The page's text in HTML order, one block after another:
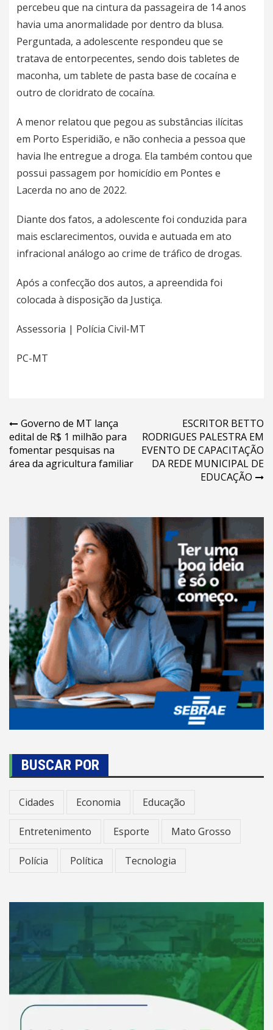
percebeu que na cintura da passageira de 14 anos
havia uma anormalidade por dentro da blusa.
Perguntada, a adolescente respondeu que se
tratava de entorpecentes, sendo dois tabletes de
maconha, um tablete de pasta base de cocaína e
outro de cloridrato de cocaína.
A menor relatou que pegou as substâncias ilícitas
em Porto Esperidião, e não conhecia a pessoa que
havia lhe entregue a droga. Ela também contou que
possui passagem por homicídio em Pontes e
Lacerda no ano de 2022.
Diante dos fatos, a adolescente foi conduzida para
mais esclarecimentos, ouvida e autuada em ato
infracional análogo ao crime de tráfico de drogas.
Após a confecção dos autos, a apreendida foi
colocada à disposição da Justiça.
Assessoria | Polícia Civil-MT
PC-MT
Navegação
de
Post
Governo de MT lança
edital de R$ 1 milhão para
fomentar pesquisas na
área da agricultura familiar
ESCRITOR BETTO
RODRIGUES PALESTRA EM
EVENTO DE CAPACITAÇÃO
DA REDE MUNICIPAL DE
EDUCAÇÃO
BUSCAR POR
Cidades Economia Educação
Entretenimento Esporte Mato Grosso
Polícia Política Tecnologia